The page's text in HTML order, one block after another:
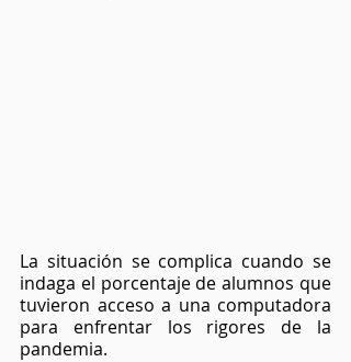
La situación se complica cuando se
indaga el porcentaje de alumnos que
tuvieron acceso a una computadora
para enfrentar los rigores de la
pandemia.